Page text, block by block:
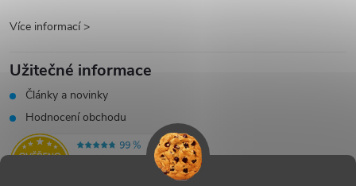
Více informací >
Užitečné informace
Články a novinky
Hodnocení obchodu